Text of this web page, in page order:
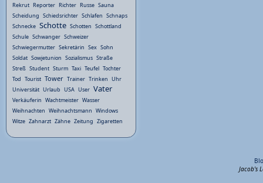
Rekrut Reporter Richter Russe Sauna
Scheidung Schiedsrichter Schlafen Schnaps
Schnecke Schotte Schotten Schottland
Schule Schwanger Schweizer
Schwiegermutter Sekretärin Sex Sohn
Soldat Sowjetunion Sozialismus Straße
Streß Student Sturm Taxi Teufel Tochter
Tod Tourist Tower Trainer Trinken Uhr
Universität Urlaub USA User Vater
Verkäuferin Wachtmeister Wasser
Weihnachten Weihnachtsmann Windows
Witze Zahnarzt Zähne Zeitung Zigaretten
Jacob's